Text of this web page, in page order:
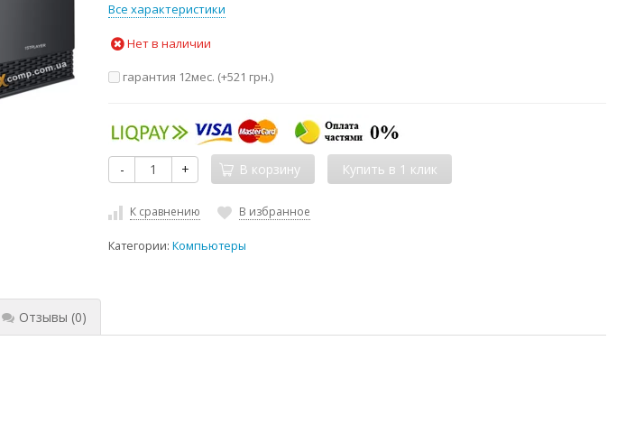
Все характеристики
Нет в наличии
гарантия 12мес. (+521 грн.)
- + В корзину
К сравнению В избранное
Категории:Компьютеры
Отзывы (0)